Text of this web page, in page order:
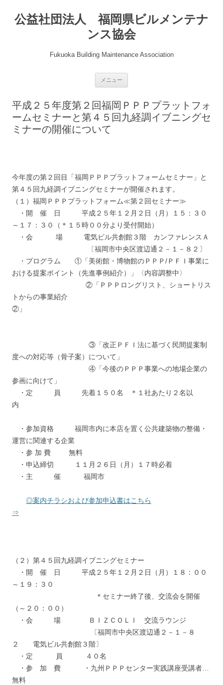
公益社団法人 福岡県ビルメンテナ
ンス協会
Fukuoka Building Maintenance Association
メニュー
ツ
へ
ス
平成２５年度第２回福岡ＰＰＰプラットフォ
ームセミナーと第４５回九経調イブニングセ
ミナーの開催について
今年度の第２回目「福岡ＰＰＰプラットフォームセミナー」と
第４５回九経調イブニングセミナーが開催されます。
（１）福岡ＰＰＰプラットフォーム≪第２回セミナー≫
・開 催 日 平成２５年１２月２日（月）１５：３０
～１７：３０（＊１５時００分より受付開始）
・会 場 電気ビル共創館３階 カンファレンスＡ
〔福岡市中央区渡辺通２－１－８２〕
・プログラム ①「美術館・博物館のＰＰＰ/ＰＦＩ事業に
おける提案ポイント（先進事例紹介）」〈内容調整中〉
②「ＰＰＰロングリスト、ショートリス
トからの事業紹介
②」
③「改正ＰＦＩ法に基づく民間提案制
度への対応等（骨子案）について」
④「今後のＰＰＰ事業への地場企業の
参画に向けて」
・定 員 先着１５０名 ＊１社あたり２名以
内
・参加資格 福岡市内に本店を置く公共建築物の整備・
運営に関連する企業
・参 加 費 無料
・申込締切 １１月２６日（月）１７時必着
・主 催 福岡市
◎案内チラシおよび参加申込書はこちら
⇒
（２）第４５回九経調イブニングセミナー
・開 催 日 平成２５年１２月２日（月）１８：００
～１９：３０
＊セミナー終了後、交流会を開催
（～２０：００）
・会 場 ＢＩＺＣＯＬＩ 交流ラウンジ
〔福岡市中央区渡辺通２－１－８
２ 電気ビル共創館３階〕
・定 員 ４０名
・参 加 費 ・九州ＰＰＰセンター実践講座受講者…
無料